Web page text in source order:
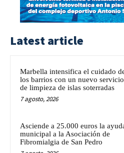
Latest article
Marbella intensifica el cuidado
los barrios con un nuevo servicio
de limpieza de islas soterradas
7 agosto, 2026
Asciende a 25.000 euros la
municipal a la Asociación de
Fibromialgia de San Pedro